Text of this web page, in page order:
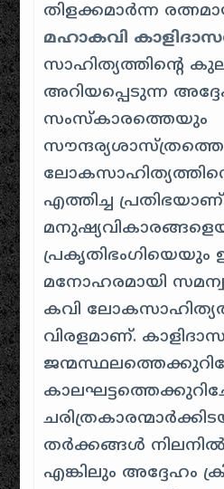
തിളക്കമാർന്ന
മഹാകവി
സാഹിത്യത്തിന്റെ
അറിയപ്പെടുന്ന
സംസ്കാരത്തെയും
എത്തിച്ച
പ്രകൃതിഭംഗിയെയും
മനോഹരമായി
കവി
വിരളമാണ്.
തർക്കങ്ങൾ
എങ്കിലും അദ്ദേഹം